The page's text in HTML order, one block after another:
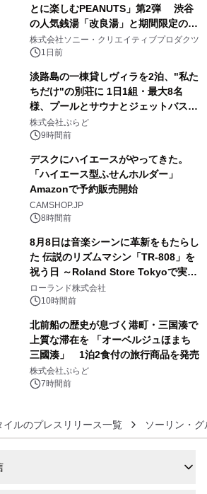
とに楽しむPEANUTS」第2弾 渋谷
の人気銭湯「改良湯」と期間限定のコ
ラボレーション サウナイキタイコラ
ボグッズも発売決定！
株式会社ソニー・クリエイティブプロダクツ
1日前
淡路島の一棟貸しヴィラを2泊、"私た
ちだけ"の別荘に 1日1組・最大8名
様、プールとサウナとジェットバス付
きで Villa Mon Temps AWAJIの連泊
素泊りプラン
株式会社ぷらど
9時間前
デスクにハイエースがやってきた。
「ハイエース型ふせんホルダー」
Amazonで予約販売開始
CAMSHOP.JP
8時間前
8月8日は音楽シーンに革新をもたらし
た 伝説のリズムマシン「TR-808」を
祝う日 ～Roland Store Tokyoで実機
を展示しての 記念キャンペーンを開
催 英国ラジオ「NTS」の 特別プログ
アーティストを フィーチャーしたアニ
メーションを公開～
ローランド株式会社
10時間前
北前船の歴史が息づく港町・三国湊で
上質な滞在を 「オーベルジュほまち
三國湊」 1泊2食付の旅行商品を発売
株式会社ぷらど
7時間前
イルのプレスリリース一覧 ソーリン・